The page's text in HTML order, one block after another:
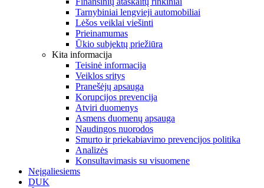
Tarnybiniai lengvieji automobiliai
Lėšos veiklai viešinti
Prieinamumas
Ūkio subjektų priežiūra
Kita informacija
Teisinė informacija
Veiklos sritys
Pranešėjų apsauga
Korupcijos prevencija
Atviri duomenys
Asmens duomenų apsauga
Naudingos nuorodos
Smurto ir priekabiavimo prevencijos politika
Analizės
Konsultavimasis su visuomene
Neįgaliesiems
DUK